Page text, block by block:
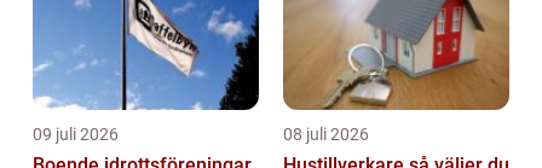
09 juli 2026 08 juli 2026